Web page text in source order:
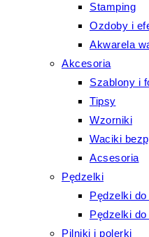
Stamping
Ozdoby i
Akwarela
Akcesoria
Szablony i
Tipsy
Wzorniki
Waciki
Acsesoria
Pędzelki
Pędzelki
Pędzelki
Pilniki i polerki